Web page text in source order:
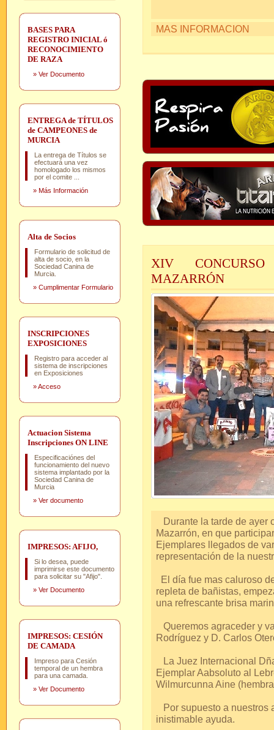
BASES PARA
REGISTRO INICIAL ó
RECONOCIMIENTO
DE RAZA
» Ver Documento
ENTREGA de TÍTULOS
de CAMPEONES de
MURCIA
La entrega de Títulos se
efectuará una vez
homologado los mismos
por el comite ...
» Más Información
Alta de Socios
Formulario de solicitud de
alta de socio, en la
Sociedad Canina de
Murcia.
» Cumplimentar Formulario
INSCRIPCIONES
EXPOSICIONES
Registro para acceder al
sistema de inscripciones
en Exposiciones
»Acceso
Actuacion Sistema
Inscripciones ON LINE
Especificaciónes del
funcionamiento del nuevo
sistema implantado por la
Sociedad Canina de
Murcia
» Ver documento
IMPRESOS: AFIJO,
Si lo desea, puede
imprimirse este documento
para solicitar su "Afijo".
» Ver Documento
IMPRESOS: CESIÓN
DE CAMADA
Impreso para Cesión
temporal de un hembra
para una camada.
» Ver Documento
MAS INFORMACION
XIV
MAZARRÓN
Durante la tarde de ayer
Mazarrón, en que
Ejemplares llegados de
representación de la
El día fue mas caluroso
repleta de bañistas,
una refrescante brisa
Queremos agraceder y
Rodríguez y D. Carlos
La Juez Internacional
Ejemplar Aabsoluto al
Wilmurcunna Aine
Por supuesto a nuestros
inistimable ayuda.